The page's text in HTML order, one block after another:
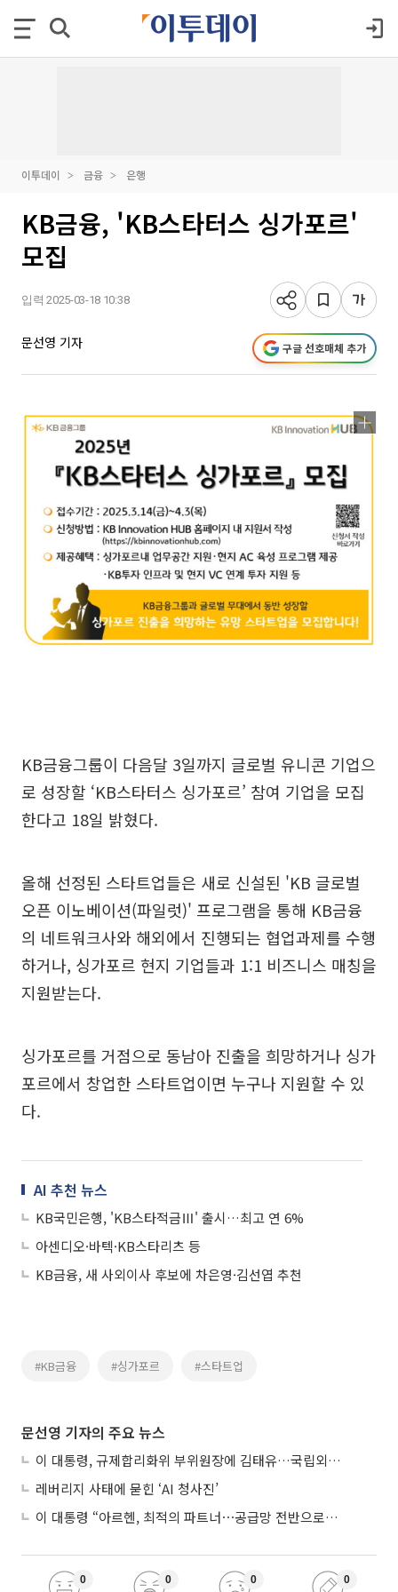
이투데이 금융 은행
KB금융, 'KB스타터스 싱가포르'
모집
입력 2025-03-18 10:38
문선영 기자 구글 선호매체 추가
KB금융그룹이 다음달 3일까지 글로벌 유니콘 기업으
로 성장할 ‘KB스타터스 싱가포르’ 참여 기업을 모집
한다고 18일 밝혔다.
올해 선정된 스타트업들은 새로 신설된 'KB 글로벌
오픈 이노베이션(파일럿)' 프로그램을 통해 KB금융
의 네트워크사와 해외에서 진행되는 협업과제를 수행
하거나, 싱가포르 현지 기업들과 1:1 비즈니스 매칭을
지원받는다.
싱가포르를 거점으로 동남아 진출을 희망하거나 싱가
포르에서 창업한 스타트업이면 누구나 지원할 수 있
다.
AI 추천 뉴스
KB국민은행, 'KB스타적금Ⅲ' 출시…최고 연 6%
아센디오·바텍·KB스타리츠 등
KB금융, 새 사외이사 후보에 차은영·김선엽 추천
#KB금융 #싱가포르 #스타트업
문선영 기자의 주요 뉴스
이 대통령, 규제합리화위 부위원장에 김태유…국립외교원장 김흥규
레버리지 사태에 묻힌 ‘AI 청사진’
이 대통령 “아르헨, 최적의 파트너⋯공급망 전반으로 확대”
0 0 0 0